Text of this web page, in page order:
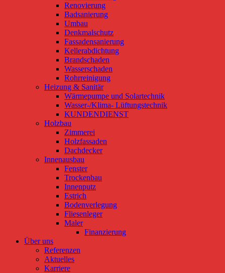
Renovierung
Badsanierung
Umbau
Denkmalschutz
Fassadensanierung
Kellerabdichtung
Brandschaden
Wasserschaden
Rohrreinigung
Heizung & Sanitär
Wärmepumpe und Solartechnik
Wasser-/Klima- Lüftungstechnik
KUNDENDIENST
Holzbau
Zimmerei
Holzfassaden
Dachdecker
Innenausbau
Fenster
Trockenbau
Innenputz
Estrich
Bodenverlegung
Fliesenleger
Maler
Finanzierung
Über uns
Referenzen
Aktuelles
Karriere